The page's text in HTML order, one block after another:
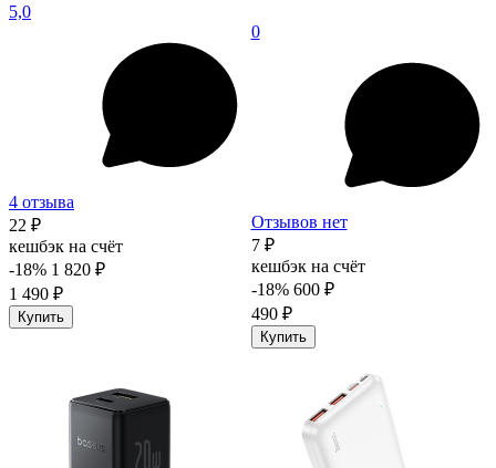
5,0
4 отзыва
22 ₽
кешбэк на счёт
-18% 1 820 ₽
1 490 ₽
Купить
0
Отзывов нет
7 ₽
кешбэк на счёт
-18% 600 ₽
490 ₽
Купить